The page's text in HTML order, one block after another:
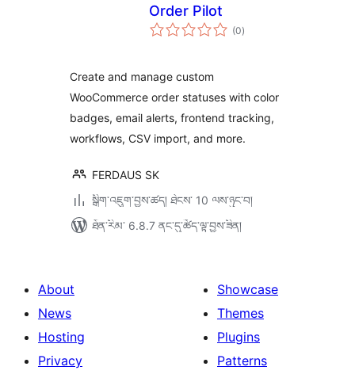
Order Pilot
(0གདེང་
འཇོག་
)
Create and manage custom
WooCommerce order statuses with color
badges, email alerts, frontend tracking,
workflows, CSV import, and more.
FERDAUS SK
སྒྲིག་འཇུག་བྱས་ཚད། ཐེངས་ 10 ལས་ཉུང་བ།
ཐོན་རིམ་ 6.8.7 ནང་དུ་ཚོད་ལྟ་བྱས་ཟིན།
About
News
Hosting
Privacy
Showcase
Themes
Plugins
Patterns